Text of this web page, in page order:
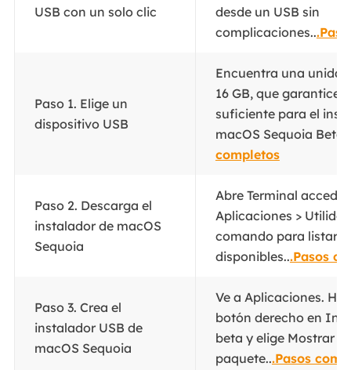
USB con un solo clic
desde un USB sin
complicaciones..
Paso 1. Elige un
dispositivo USB
Encuentra una
16 GB, que garantice
suficiente para el
macOS Sequoia Beta..
completos
Paso 2. Descarga el
instalador de macOS
Sequoia
Abre Terminal
Aplicaciones >
comando para listar
disponibles...Pasos
Paso 3. Crea el
instalador USB de
macOS Sequoia
Ve a Aplicaciones.
botón derecho en
beta y elige Mostrar
paquete...Pasos